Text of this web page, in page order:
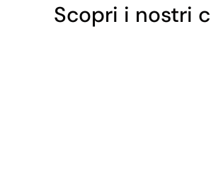
Scopri i nostri